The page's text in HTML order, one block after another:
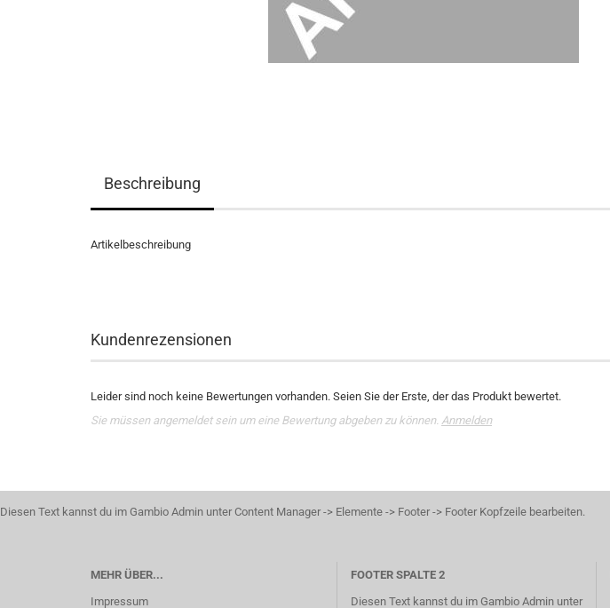
Beschreibung
Artikelbeschreibung
Kundenrezensionen
Leider sind noch keine Bewertungen vorhanden. Seien Sie der Erste, der das Produkt bewertet.
Sie müssen angemeldet sein um eine Bewertung abgeben zu können. Anmelden
Diesen Text kannst du im Gambio Admin unter Content Manager -> Elemente -> Footer -> Footer Kopfzeile bearbeiten.
MEHR ÜBER...
Impressum
FOOTER SPALTE 2
Diesen Text kannst du im Gambio Admin unter